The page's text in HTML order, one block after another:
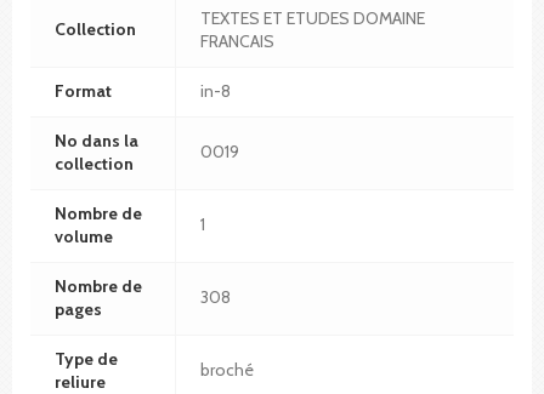
Collection
TEXTES ET ETUDES DOMAINE
FRANCAIS
Format in-8
No dans la
collection
0019
Nombre de
volume
1
Nombre de
pages
308
Type de
reliure
broché